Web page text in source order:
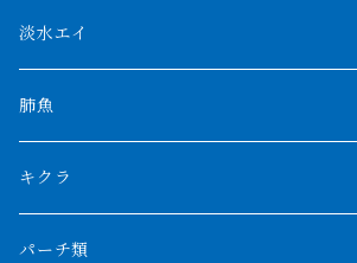
AGUS スーパーレッドF4
特殊アロワナ
厳選 過背金龍
フルゴールデンクロスバック
BILLY-KENオリジナルブランド紅龍
特殊ダトニオ
ダトニオプラスワン
リアルバンド
フォークバンド
フォーバータイガー
メニーバータイガー
モンスターポリプ
特殊ポリプ
プラチナ個体
ショート個体
ハイブリッドポリプ
エンドリケリー
淡水エイ
シナガワダイヤ
ダイヤモンドポルカ
クロコダイル
肺魚
ネオケラ
その他肺魚
キクラ
パーチ類